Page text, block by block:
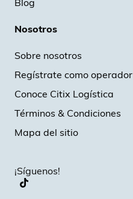
Nosotros
Sobre nosotros
Regístrate como operador
Conoce Citix Logística
Términos & Condiciones
Mapa del sitio
¡Síguenos!